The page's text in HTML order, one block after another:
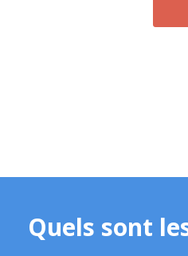
Quels sont